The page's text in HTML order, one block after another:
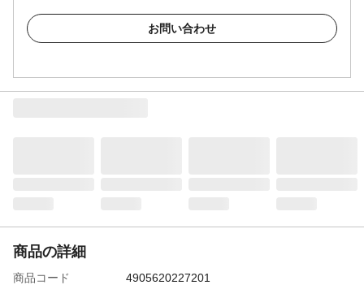
お問い合わせ
商品の詳細
商品コード
4905620227201